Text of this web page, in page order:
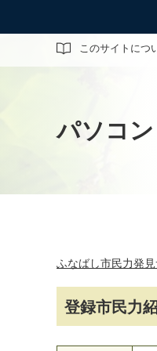
このサイトにつ
サイト内検索
パソコン
ふなばし市民力発見
登録市民力